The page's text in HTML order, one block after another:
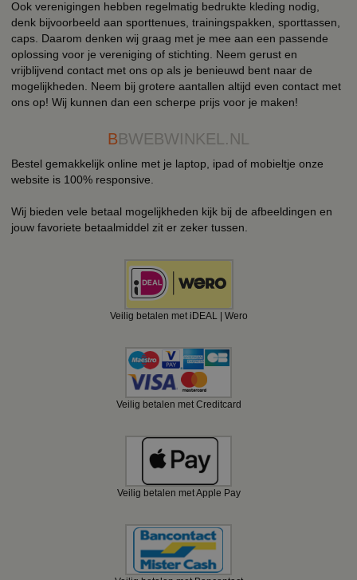
Ook verenigingen hebben regelmatig bedrukte kleding nodig,
denk bijvoorbeeld aan sporttenues, trainingspakken, sporttassen,
caps. Daarom denken wij graag met je mee aan een passende
oplossing voor je vereniging of stichting. Neem gerust en
vrijblijvend contact met ons op als je benieuwd bent naar de
mogelijkheden. Neem bij grotere aantallen altijd even contact met
ons op! Wij kunnen dan een scherpe prijs voor je maken!
BBWEBWINKEL.NL
Bestel gemakkelijk online met je laptop, ipad of mobieltje onze
website is 100% responsive.
Wij bieden vele betaal mogelijkheden kijk bij de afbeeldingen en
jouw favoriete betaalmiddel zit er zeker tussen.
Veilig betalen met iDEAL | Wero
Veilig betalen met Creditcard
Veilig betalen met Apple Pay